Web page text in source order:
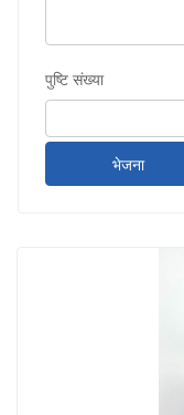
पुष्टि संख्या
भेजना